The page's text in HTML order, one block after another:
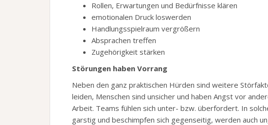
Rollen, Erwartungen und Bedürfnisse klären
emotionalen Druck loswerden
Handlungsspielraum vergrößern
Absprachen treffen
Zugehörigkeit stärken
Störungen haben Vorrang
Neben den ganz praktischen Hürden sind weitere
leiden, Menschen sind unsicher und haben Angst vor
Arbeit. Teams fühlen sich unter- bzw. überfordert. In
garstig und beschimpfen sich gegenseitig, werden auch